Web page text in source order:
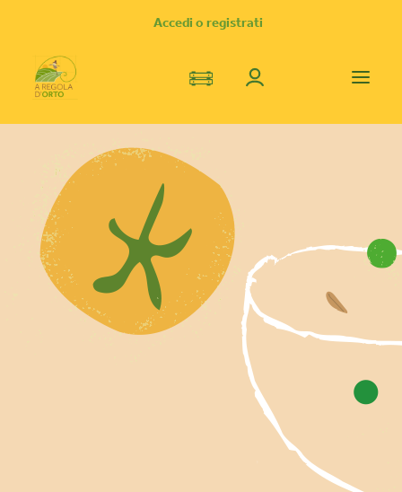
Accedi o registrati